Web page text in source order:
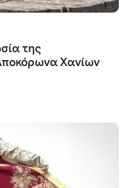
της
Χανίων